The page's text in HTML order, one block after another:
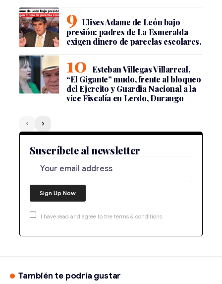
Ulises Adame de León bajo
presión: padres de La Esmeralda
exigen dinero de parcelas escolares.
Esteban Villegas Villarreal,
“El Gigante” mudo, frente al bloqueo
del Ejercito y Guardia Nacional a la
vice Fiscalía en Lerdo, Durango
Suscríbete al newsletter
I have read and agree to the terms & conditions
También te podría gustar